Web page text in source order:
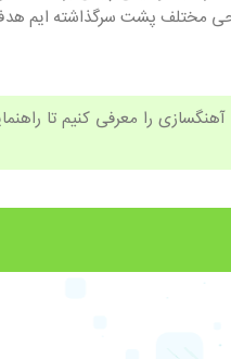
پشت سرگذاشته ایم هدف از
را معرفی کنیم تا